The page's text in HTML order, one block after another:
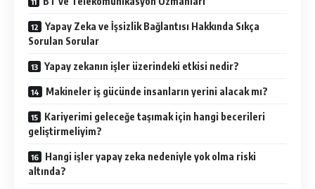
Yapay Zeka ve İşsizlik Bağlantısı Hakkında Sıkça
Sorulan Sorular
Yapay zekanın işler üzerindeki etkisi nedir?
Makineler iş gücünde insanların yerini alacak mı?
Kariyerimi geleceğe taşımak için hangi becerileri
geliştirmeliyim?
Hangi işler yapay zeka nedeniyle yok olma riski
altında?